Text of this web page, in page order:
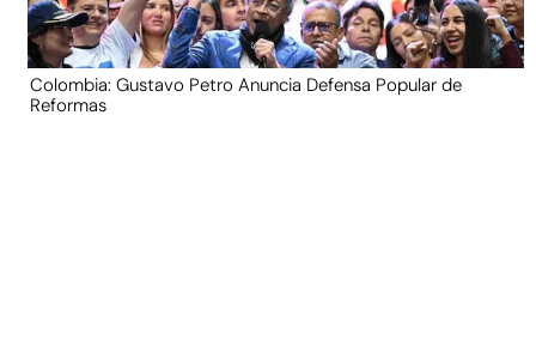
Colombia: Gustavo Petro Anuncia Defensa Popular de
Reformas